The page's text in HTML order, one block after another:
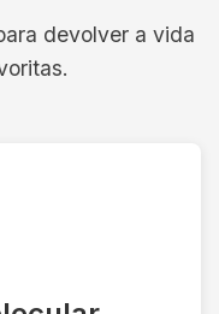
devolver a vida